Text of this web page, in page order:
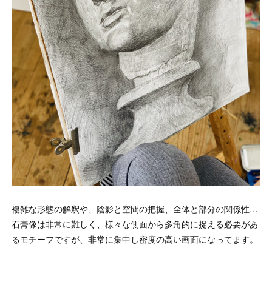
複雑な形態の解釈や、陰影と空間の把握、全体と部分の関係性…
石膏像は非常に難しく、様々な側面から多角的に捉える必要があ
るモチーフですが、非常に集中し密度の高い画面になってます。